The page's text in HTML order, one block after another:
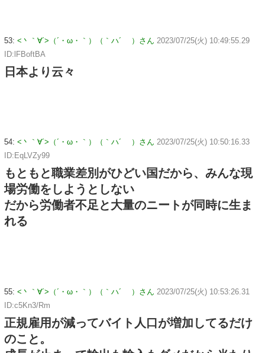
53: <丶｀∀´>（´・ω・｀）（｀ハ´ ）さん 2023/07/25(火) 10:49:55.29
ID:lFBoftBA
日本より云々
54: <丶｀∀´>（´・ω・｀）（｀ハ´ ）さん 2023/07/25(火) 10:50:16.33
ID:EqLVZy99
もともと職業差別がひどい国だから、みんな現
場労働をしようとしない
だから労働者不足と大量のニートが同時に生ま
れる
55: <丶｀∀´>（´・ω・｀）（｀ハ´ ）さん 2023/07/25(火) 10:53:26.31
ID:c5Kn3/Rm
正規雇用が減ってバイト人口が増加してるだけ
のこと。